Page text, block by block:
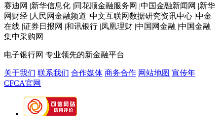
赛迪网 |新华信息化 |同花顺金融服务网 |中国金融新闻网 |新华
网财经 |人民网金融频道 |中文互联网数据研究资讯中心 |中金
在线 |证券日报网 |和讯银行 |凤凰理财 |中国网金融 |中国金融
集中采购网
电子银行网 专业领先的新金融平台
关于我们 联系我们 合作媒体 商务合作 网站地图 宣传年
CFCA官网